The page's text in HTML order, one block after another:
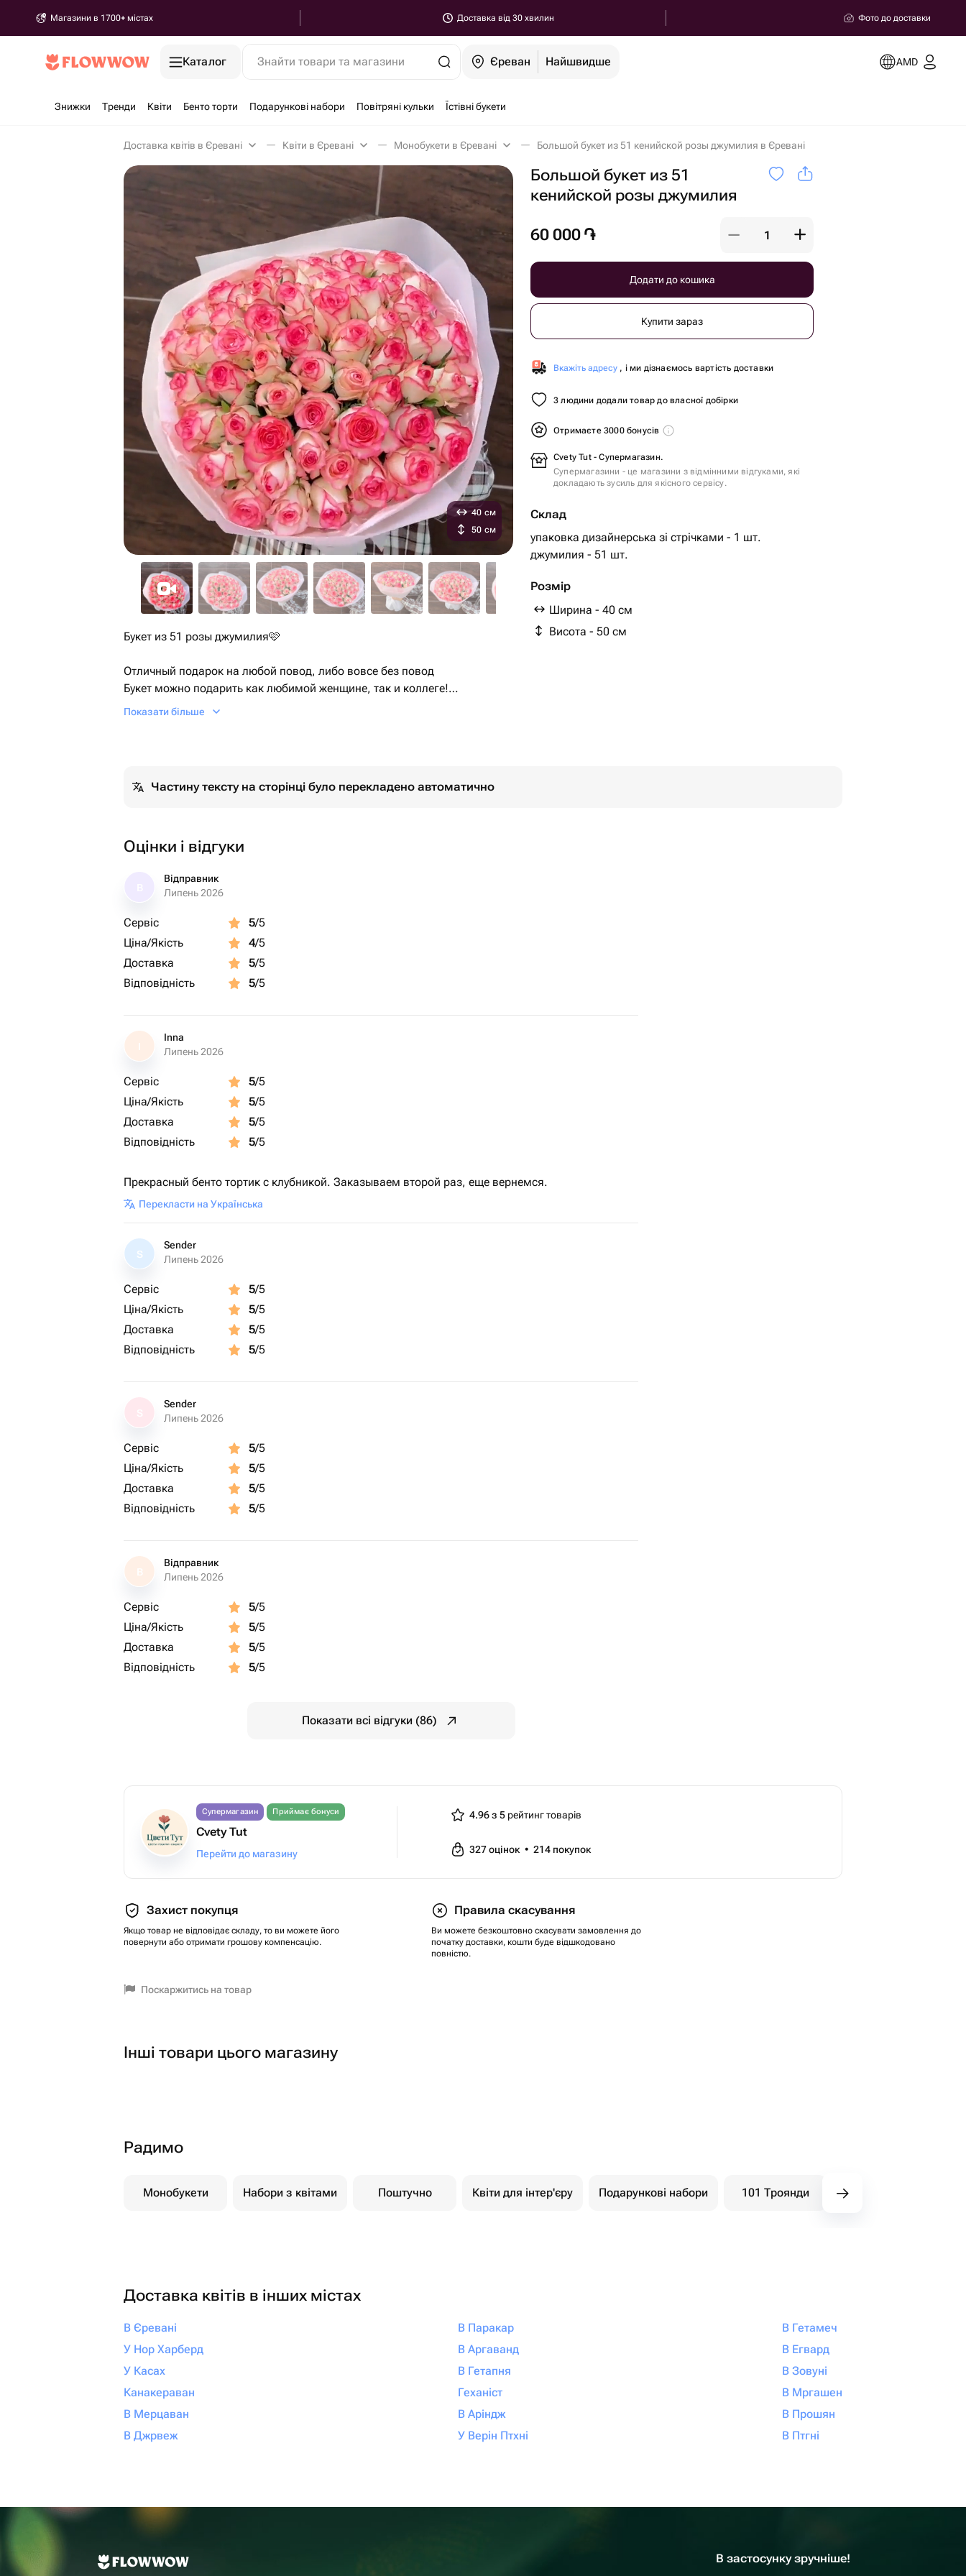
Магазини в 1700+ містах Доставка від 30 хвилин Фото до доставки
Каталог Знайти товари та магазини Єреван Найшвидше AMD
Знижки Тренди Квіти Бенто торти Подарункові набори Повітряні кульки Їстівні букети
Доставка квітів в Єревані Квіти в Єревані Монобукети в Єревані Большой букет из 51 кенийской розы джумилия в Єревані
Большой букет из 51
кенийской розы джумилия
60 000 ֏
Додати до кошика
Купити зараз
Вкажіть адресу , і ми дізнаємось вартість доставки
3 людини додали товар до власної добірки
Отримаєте 3000 бонусів
Cvety Tut - Супермагазин.
Супермагазини - це магазини з відмінними відгуками, які
докладають зусиль для якісного сервісу.
Склад
упаковка дизайнерська зі стрічками - 1 шт.
джумилия - 51 шт.
Розмір
Ширина - 40 см
Висота - 50 см
40 см
50 см
Букет из 51 розы джумилия🩷
Отличный подарок на любой повод, либо вовсе без повод
Букет можно подарить как любимой женщине, так и коллеге!
Показати більше
Частину тексту на сторінці було перекладено автоматично
Оцінки і відгуки
Відправник
Липень 2026
Сервіс 5/5
Ціна/Якість
4/5
Доставка
5/5
Відповідність
5/5
I
Inna
Липень 2026
Сервіс 5/5
Ціна/Якість
5/5
Доставка
5/5
Відповідність
5/5
Прекрасный бенто тортик с клубникой. Заказываем второй раз, еще вернемся.
Перекласти на Українська
S
Sender
Липень 2026
Сервіс 5/5
Ціна/Якість
5/5
Доставка
5/5
Відповідність
5/5
Sender
Липень 2026
Сервіс 5/5
Ціна/Якість
5/5
Доставка
5/5
Відповідність
5/5
В
Відправник
Липень 2026
Сервіс 5/5
Ціна/Якість
5/5
Доставка
5/5
Відповідність
5/5
Показати всі відгуки (86)
Супермагазин Приймає бонуси
Cvety Tut
Перейти до магазину
4.96 з 5 рейтинг товарів
327оцінок • 214 покупок
Захист покупця
Якщо товар не відповідає складу, то ви можете його
повернути або отримати грошову компенсацію.
Правила скасування
Ви можете безкоштовно скасувати замовлення до
початку доставки, кошти буде відшкодовано
повністю.
Поскаржитись на товар
Інші товари цього магазину
Радимо
Монобукети Набори з квітами Поштучно Квіти для інтер'єру Подарункові набори 101 Троянди
Доставка квітів в інших містах
В Єревані
У Нор Харберд
У Касах
Канакераван
В Мерцаван
В Джрвеж
В Паракар
В Аргаванд
В Гетапня
Геханіст
В Аріндж
У Верін Птхні
В Гетамеч
В Егвард
В Зовуні
В Мргашен
В Прошян
В Птгні
В застосунку зручніше!